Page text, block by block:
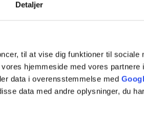
Detaljer
til at vise dig funktioner til sociale
hjemmeside med vores partnere
data i overensstemmelse med
data med andre oplysninger, du